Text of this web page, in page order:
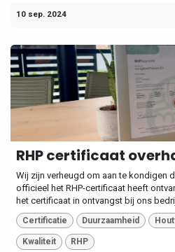
10 sep. 2024
RHP certificaat
Wij zijn verheugd om aan te kondigen
officieel het RHP-certificaat heeft
het certificaat in ontvangst bij ons
Certificatie Duurzaamheid
Kwaliteit RHP